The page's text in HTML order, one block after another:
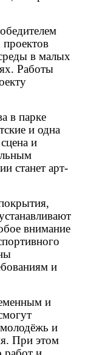
в малых
Работы
в парке
и одна
и
станет арт-
внимание
и
и
и
При этом